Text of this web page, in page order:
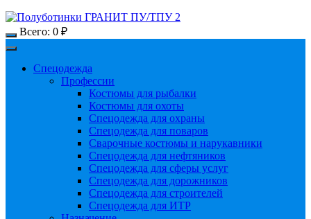
Всего: 0 ₽
Спецодежда
Профессии
Костюмы для рыбалки
Костюмы для охоты
Спецодежда для охраны
Спецодежда для поваров
Сварочные костюмы и нарукавники
Спецодежда для нефтяников
Спецодежда для сферы услуг
Спецодежда для дорожников
Спецодежда для строителей
Спецодежда для ИТР